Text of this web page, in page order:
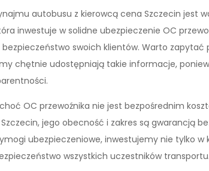
autobusu z kierowcą cena Szczecin jest
inwestuje w solidne ubezpieczenie OC
swoich klientów. Warto zapytać
chętnie udostępniają takie informacje,
OC przewoźnika nie jest bezpośrednim
jego obecność i zakres są gwarancją
ubezpieczeniowe, inwestujemy nie tylko
wszystkich uczestników transportu.